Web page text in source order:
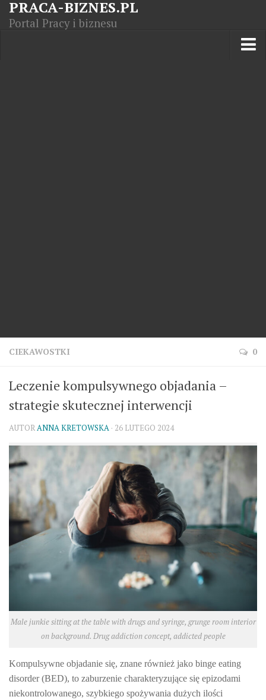
PRACA-BIZNES.PL
Portal Pracy i biznesu
CIEKAWOSTKI 0
Leczenie kompulsywnego objadania –
strategie skutecznej interwencji
AUTORANNA KRETOWSKA · 26 LUTEGO 2024
Male junkie sitting at the table with drugs and syringe, grunge room interior
on background. Drug addiction concept, addicted people
Kompulsywne objadanie się, znane również jako binge eating
disorder (BED), to zaburzenie charakteryzujące się epizodami
niekontrolowanego, szybkiego spożywania dużych ilości